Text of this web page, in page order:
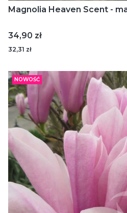
Magnolia Heaven Scent -
Cena
34,90 zł
32,31 zł
NOWOŚĆ